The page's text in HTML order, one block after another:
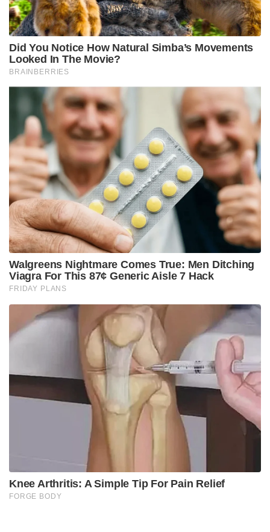
ശ്രമിക്കുന്നതെന്ന് മെറ്റയുടെ ചീഫ് പീപ്പിൾ ഓഫീസർ
ജനീൽ ഗെയ്ൽ ആഭ്യന്തര മെമ്മോയിലൂടെ
വ്യക്തമാക്കി. എന്നാൽ, ജീവനക്കാരുടെ ജോലി
നിരീക്ഷിക്കാൻ പ്രത്യേക സോഫ്റ്റ്‌വെയറുകൾ
ഇൻസ്റ്റാൾ ചെയ്തതുൾപ്പെടെയുള്ള മെറ്റയുടെ കടുത്ത
നടപടികൾക്കെതിരെ ജീവനക്കാർക്കിടയിൽ
ശക്തമായ പ്രതിഷേധവും നിലനിൽക്കുന്നുണ്ട്.
സാങ്കേതിക വിദ്യ വികസിക്കുന്നതിനൊപ്പം മനുഷ്യന്റെ
തൊഴിലവസരങ്ങൾ വൻതോതിൽ ഇല്ലാതാകുന്നു
എന്ന ആശങ്കയ്ക്ക് അടിവരയിടുന്നതാണ് മെറ്റയിൽ
നിന്നുള്ള ഈ പുതിയ വാർത്ത.
Tags: Layoff Meta